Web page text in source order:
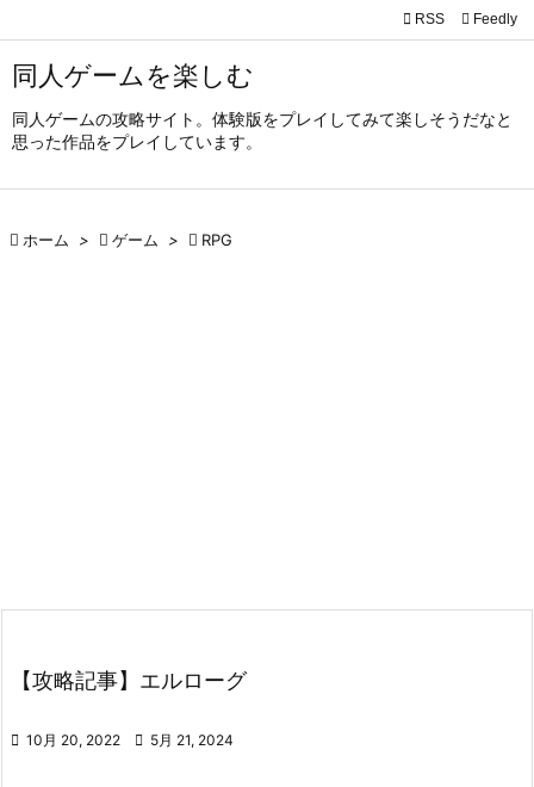
同人ゲームを楽しむ
同人ゲームの攻略サイト。体験版をプレイしてみて楽しそうだなと
思った作品をプレイしています。

サイド
前へ
 RSS Feedly
 ホーム >  ゲーム >  RPG
【攻略記事】エルローグ
 10月 20, 2022  5月 21, 2024